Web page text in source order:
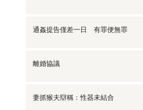
通姦提告僅差一日 有罪便無罪
離婚協議
妻抓猴夫辯稱：性器未結合